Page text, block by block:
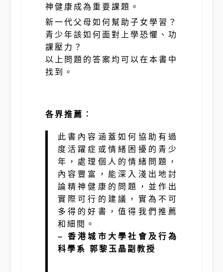
神健康成為重要課題。
新一代父母如何幫助子女學習？
青少年該如何面對上學恐懼、功
課壓力？
以上問題的答案均可以在本書中
找到。
各界推薦︰
此書內容涵蓋如何協助有過
度活躍症或情緒困擾的青少
年，處理個人的情緒問題，
內容豐富，能深入淺出地討
論精神健康的問題，並作出
實際可行的建議，實為不可
多得的好書，值得我們推薦
和細閱。
– 香港城市大學社會及行為
科學系 郭黎玉晶副教授